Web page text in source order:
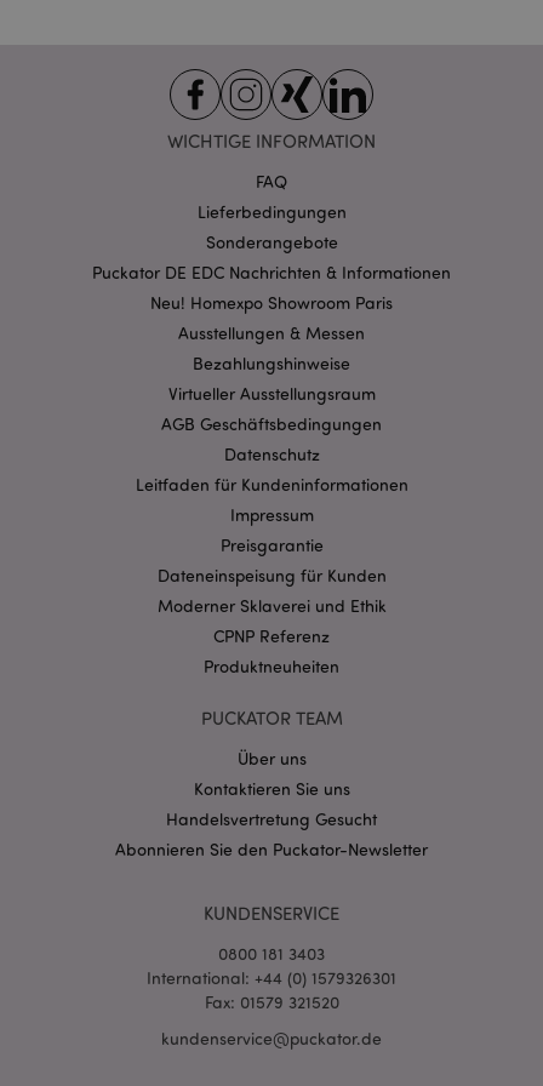
WICHTIGE INFORMATION
FAQ
Lieferbedingungen
Sonderangebote
Puckator DE EDC Nachrichten & Informationen
Neu! Homexpo Showroom Paris
Ausstellungen & Messen
Bezahlungshinweise
Virtueller Ausstellungsraum
AGB Geschäftsbedingungen
Datenschutz
Leitfaden für Kundeninformationen
Impressum
Preisgarantie
Dateneinspeisung für Kunden
Moderner Sklaverei und Ethik
CPNP Referenz
Produktneuheiten
PUCKATOR TEAM
Über uns
Kontaktieren Sie uns
Handelsvertretung Gesucht
Abonnieren Sie den Puckator-Newsletter
KUNDENSERVICE
0800 181 3403
International: +44 (0) 1579326301
Fax: 01579 321520
kundenservice@puckator.de
mage-cache-storage-section-
mage-cache-sessid